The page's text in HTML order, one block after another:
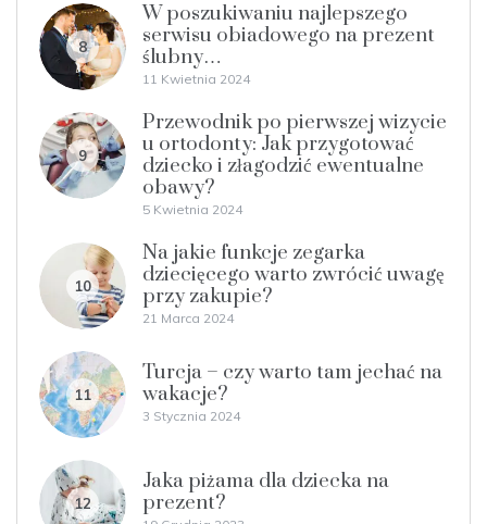
8
W poszukiwaniu najlepszego
serwisu obiadowego na prezent
ślubny…
11 Kwietnia 2024
9
Przewodnik po pierwszej wizycie
u ortodonty: Jak przygotować
dziecko i złagodzić ewentualne
obawy?
5 Kwietnia 2024
10
Na jakie funkcje zegarka
dziecięcego warto zwrócić uwagę
przy zakupie?
21 Marca 2024
11
Turcja – czy warto tam jechać na
wakacje?
3 Stycznia 2024
12
Jaka piżama dla dziecka na
prezent?